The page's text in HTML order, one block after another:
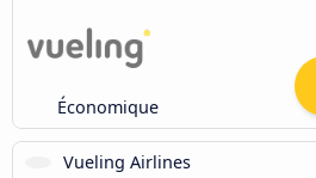
Économique
Vueling Airlines